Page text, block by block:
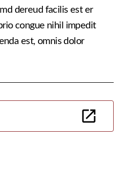
dereud facilis est er
congue nihil impedit
est, omnis dolor